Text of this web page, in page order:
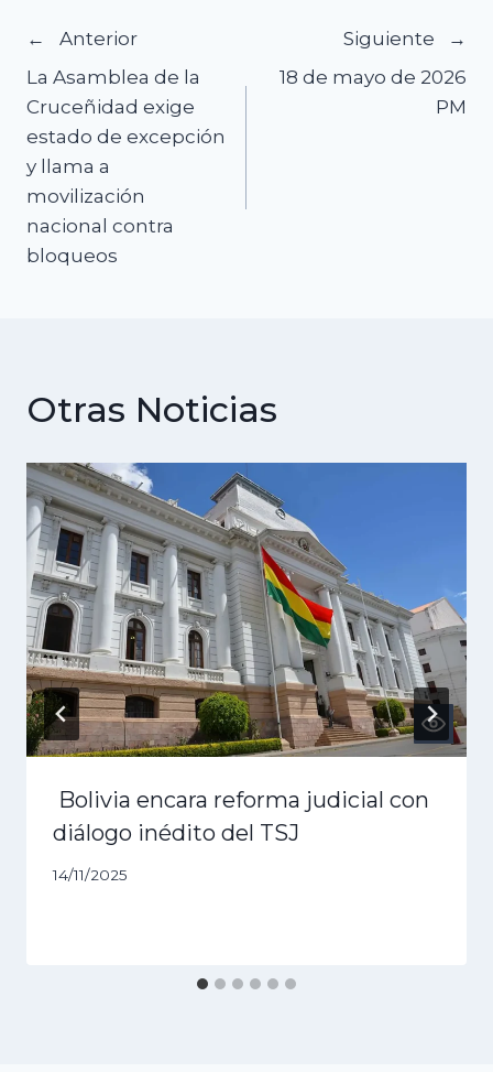
Navegación
de
entradas
Anterior
La Asamblea de la
Cruceñidad exige
estado de excepción
y llama a
movilización
nacional contra
bloqueos
Siguiente
18 de mayo de 2026
PM
Otras Noticias
Bolivia encara reforma judicial con
diálogo inédito del TSJ
14/11/2025